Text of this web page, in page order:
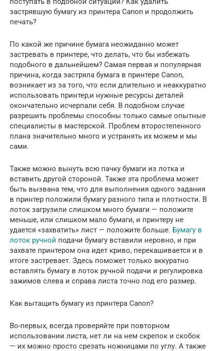
застрявшую бумагу из принтера Canon и продолжить
печать?
По какой же причине бумага неожиданно может
застревать в принтере, что делать, что бы избежать
подобного в дальнейшем? Самая первая и популярная
причина, когда застряла бумага в принтере Canon,
возникает из за того, что если длительно и неаккуратно
использовать принтер,и нужные ресурсы деталей
окончательно исчерпали себя. В подобном случае
разрешить проблемы способны только самые опытные
специалисты в мастерской. Проблем второстепенного
плана значительно много и устранять их можем и мы
сами.
Также можно вынуть всю пачку бумаги из лотка и
вставить другой стороной. Также эта проблема может
быть вызвана тем, что для выполнения одного задания
в принтер положили бумагу разного типа и плотности. В
лоток загрузили слишком много бумаги — положите
меньше, или слишком мало бумаги, и принтеру не
удается «захватить» лист — положите больше. Бумагу в
лоток ручной подачи бумагу вставили неровно, и при
захвате принтером она идет криво, перекашивается и в
итоге застревает. Здесь поможет только аккуратно
вставлять бумагу в лоток ручной подачи и регулировка
зажимов слева и справа листа точно под его размер.
Как вытащить бумагу из принтера Canon?
Во-первых, всегда проверяйте при повторном
использовании листа, нет ли на нем скрепок и скобок
— их можно просто срезать ножницами по углу. А также